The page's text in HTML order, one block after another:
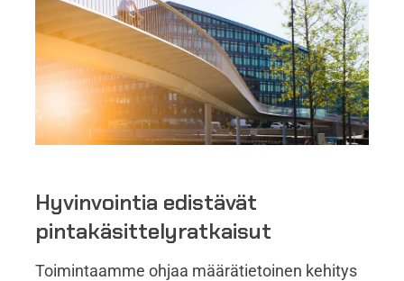
Hyvinvointia edistävät
pintakäsittelyratkaisut
Toimintaamme ohjaa määrätietoinen kehitys